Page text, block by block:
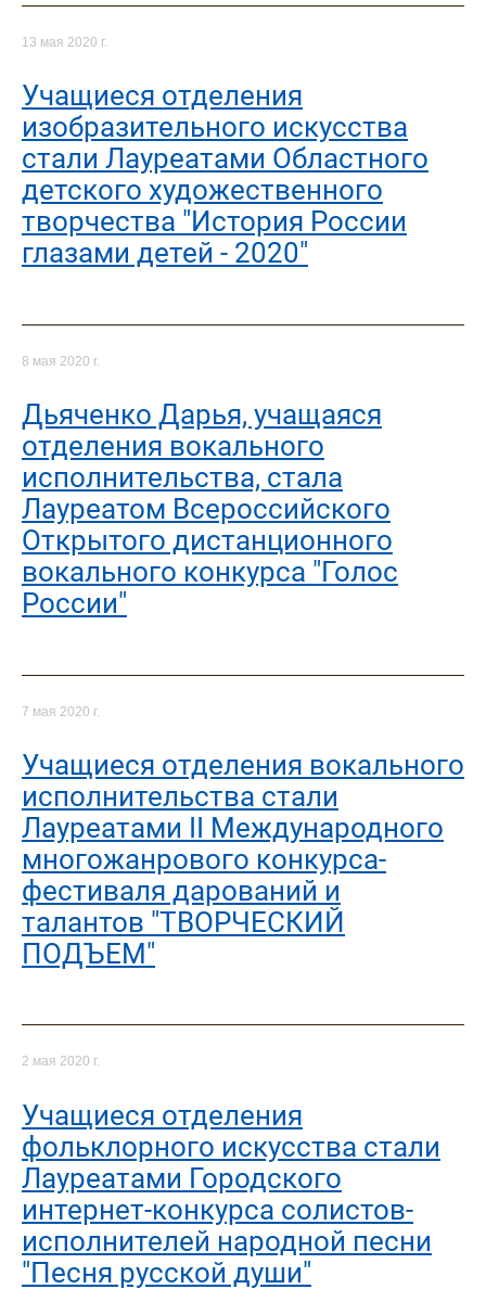
13 мая 2020 г.
Учащиеся отделения
изобразительного искусства
стали Лауреатами Областного
детского художественного
творчества "История России
глазами детей - 2020"
8 мая 2020 г.
Дьяченко Дарья, учащаяся
отделения вокального
исполнительства, стала
Лауреатом Всероссийского
Открытого дистанционного
вокального конкурса "Голос
России"
7 мая 2020 г.
Учащиеся отделения вокального
исполнительства стали
Лауреатами II Международного
многожанрового конкурса-
фестиваля дарований и
талантов "ТВОРЧЕСКИЙ
ПОДЪЕМ"
2 мая 2020 г.
Учащиеся отделения
фольклорного искусства стали
Лауреатами Городского
интернет-конкурса солистов-
исполнителей народной песни
"Песня русской души"